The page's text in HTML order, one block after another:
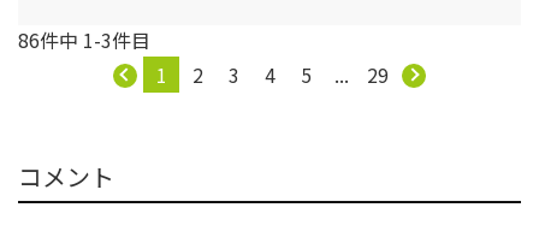
86件中 1-3件目
1
2 3 4 5 ... 29
コメント